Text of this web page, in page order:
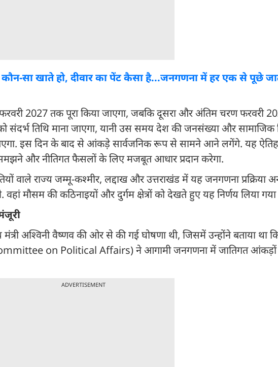
सा खाते हो, दीवार का पेंट कैसा है...जनगणना में हर एक से पूछे
1 फरवरी 2027 तक पूरा किया जाएगा, जबकि दूसरा और अंतिम चरण फरवरी
को संदर्भ तिथि माना जाएगा, यानी उस समय देश की जनसंख्या और सामाजिक
जाएगा. इस दिन के बाद से आंकड़े सार्वजनिक रूप से सामने आने लगेंगे. यह
और नीतिगत फैसलों के लिए मजबूत आधार प्रदान करेगा.
वाले राज्य जम्मू-कश्मीर, लद्दाख और उत्तराखंड में यह जनगणना प्रक्रिया
मौसम की कठिनाइयों और दुर्गम क्षेत्रों को देखते हुए यह निर्णय लिया
अश्विनी वैष्णव की ओर से की गई घोषणा थी, जिसमें उन्होंने बताया था
on Political Affairs) ने आगामी जनगणना में जातिगत आंकड़ों
ADVERTISEMENT